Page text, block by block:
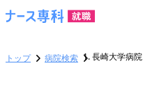
トップ 病院検索 長崎大学病院